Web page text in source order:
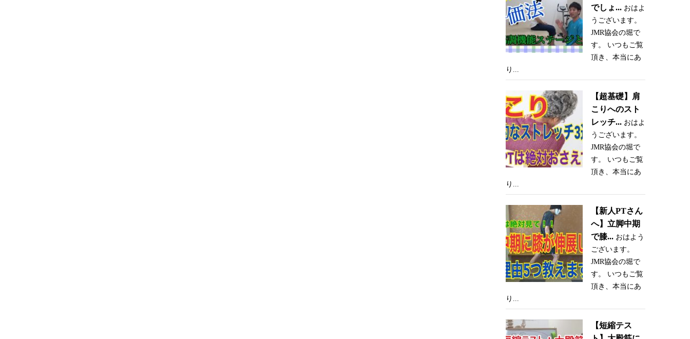
でしょ... おはよ
うございます。
JMR協会の堀で
す。 いつもご覧
頂き、本当にあ
り...
【超基礎】肩
こりへのスト
レッチ... おはよ
うございます。
JMR協会の堀で
す。 いつもご覧
頂き、本当にあ
り...
【新人PTさん
へ】立脚中期
で膝... おはよう
ございます。
JMR協会の堀で
す。 いつもご覧
頂き、本当にあ
り...
【短縮テス